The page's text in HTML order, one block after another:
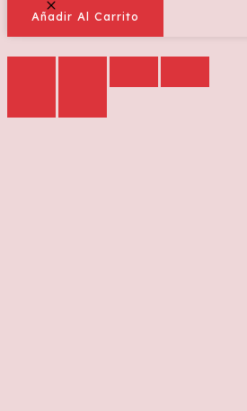
Añadir Al Carrito